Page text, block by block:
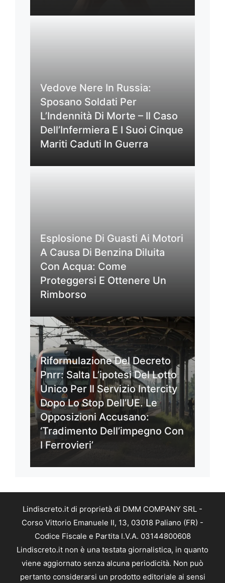
Vedove Nere In Russia:
Sposano Soldati Per
L’Indennità Di Morte – Il Caso
Dell’Infermiera E I Suoi Cinque
Mariti Caduti In Guerra
Esplosione Di Guasti Ai Motori
A Causa Di Benzina Diluita
Con Acqua: Come
Proteggersi E Ottenere Un
Rimborso
Riformulazione Del Decreto
Pnrr: Salta L’ipotesi Del Lotto
Unico Per Il Servizio Intercity
Dopo Lo Stop Dell’UE. Le
Opposizioni Accusano:
‘Tradimento Dell’impegno Con
I Ferrovieri’
Lindiscreto.it di proprietà di DMM COMPANY SRL -
Corso Vittorio Emanuele II, 13, 03018 Paliano (FR) -
Codice Fiscale e Partita I.V.A. 03144800608
Lindiscreto.it non è una testata giornalistica, in quanto
viene aggiornato senza alcuna periodicità. Non può
pertanto considerarsi un prodotto editoriale ai sensi